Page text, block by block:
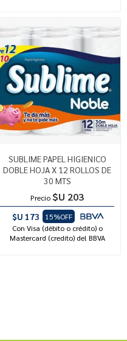
SUBLIME PAPEL HIGIENICO
DOBLE HOJA X 12 ROLLOS DE
30 MTS
Precio $U 203
$U 173
15%OFF
Con Visa (débito o crédito) o
Mastercard (credito) del BBVA